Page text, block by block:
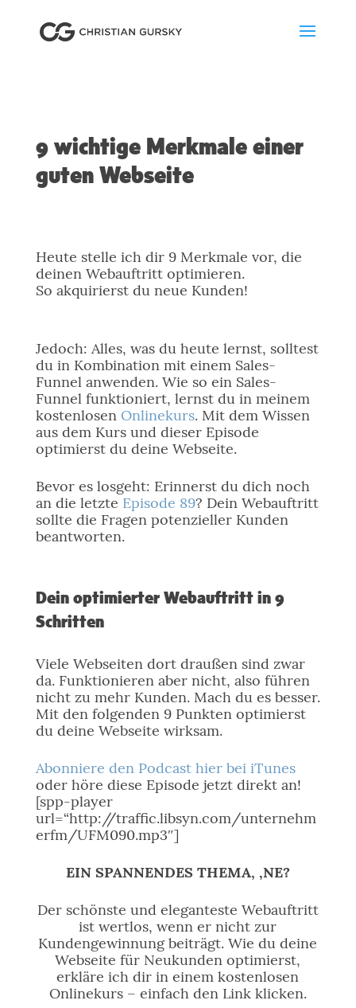
9 wichtige Merkmale einer
guten Webseite
Heute stelle ich dir 9 Merkmale vor, die
deinen Webauftritt optimieren.
So akquirierst du neue Kunden!
Jedoch: Alles, was du heute lernst, solltest
du in Kombination mit einem Sales-
Funnel anwenden. Wie so ein Sales-
Funnel funktioniert, lernst du in meinem
kostenlosen Onlinekurs. Mit dem Wissen
aus dem Kurs und dieser Episode
optimierst du deine Webseite.
Bevor es losgeht: Erinnerst du dich noch
an die letzte Episode 89? Dein Webauftritt
sollte die Fragen potenzieller Kunden
beantworten.
Dein optimierter Webauftritt in 9
Schritten
Viele Webseiten dort draußen sind zwar
da. Funktionieren aber nicht, also führen
nicht zu mehr Kunden. Mach du es besser.
Mit den folgenden 9 Punkten optimierst
du deine Webseite wirksam.
Abonniere den Podcast hier bei iTunes
oder höre diese Episode jetzt direkt an!
[spp-player
url=“http://traffic.libsyn.com/unternehm
erfm/UFM090.mp3″]
EIN SPANNENDES THEMA, ‚NE?
Der schönste und eleganteste Webauftritt
ist wertlos, wenn er nicht zur
Kundengewinnung beiträgt. Wie du deine
Webseite für Neukunden optimierst,
erkläre ich dir in einem kostenlosen
Onlinekurs – einfach den Link klicken.